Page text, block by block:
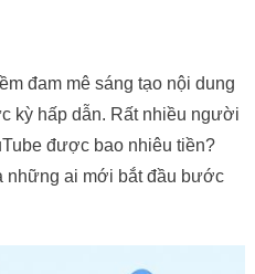
đam mê sáng tạo nội dung
kỳ hấp dẫn. Rất nhiều người
được bao nhiêu tiền?
những ai mới bắt đầu bước